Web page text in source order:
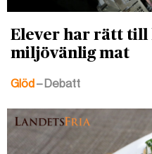
Elever har rätt till
miljövänlig mat
Glöd– Debatt